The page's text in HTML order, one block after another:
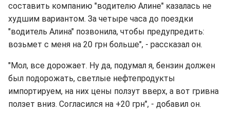
составить компанию "водителю Алине" казалась не
худшим вариантом. За четыре часа до поездки
"водитель Алина" позвонила, чтобы предупредить:
возьмет с меня на 20 грн больше", - рассказал он.
"Мол, все дорожает. Ну да, подумал я, бензин должен
был подорожать, светлые нефтепродукты
импортируем, на них цены ползут вверх, а вот гривна
ползет вниз. Согласился на +20 грн", - добавил он.